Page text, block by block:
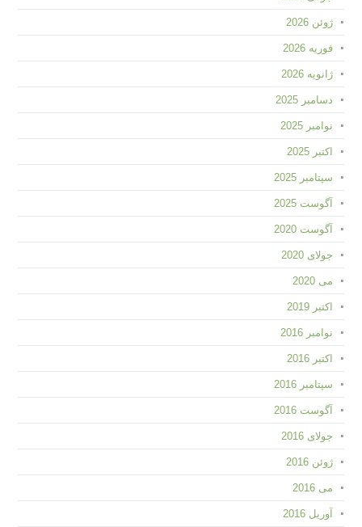
ژوئن 2026
فوریه 2026
ژانویه 2026
دسامبر 2025
نوامبر 2025
اکتبر 2025
سپتامبر 2025
آگوست 2025
آگوست 2020
جولای 2020
می 2020
اکتبر 2019
نوامبر 2016
اکتبر 2016
سپتامبر 2016
آگوست 2016
جولای 2016
ژوئن 2016
می 2016
آوریل 2016